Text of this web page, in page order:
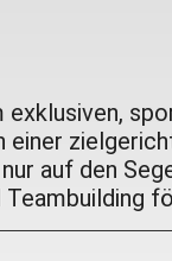
auf den
Teambuilding